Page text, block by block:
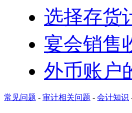
选择存货
宴会销售
外币账户
常见问题 - 审计相关问题 - 会计知识